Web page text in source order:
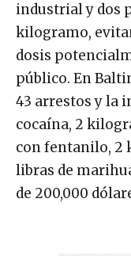
industrial y dos
kilogramo,
dosis
público. En
43 arrestos y la
cocaína, 2
con fentanilo, 2
libras de
de 200,000